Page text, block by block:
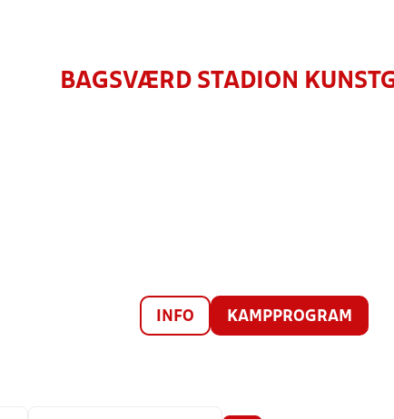
BAGSVÆRD STADION
INFO KAMPPROGRAM